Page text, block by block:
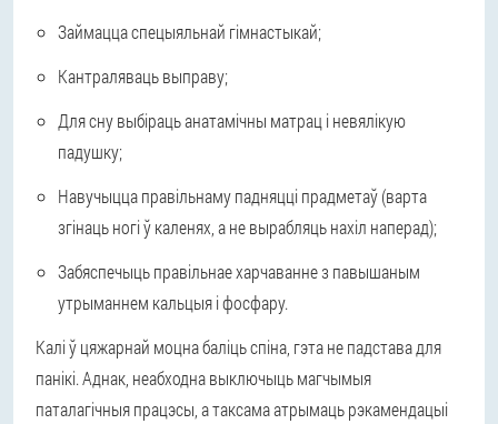
Займацца спецыяльнай гімнастыкай;
Кантраляваць выправу;
Для сну выбіраць анатамічны матрац і невялікую
падушку;
Навучыцца правільнаму падняцці прадметаў (варта
згінаць ногі ў каленях, а не вырабляць нахіл наперад);
Забяспечыць правільнае харчаванне з павышаным
утрыманнем кальцыя і фосфару.
Калі ў цяжарнай моцна баліць спіна, гэта не падстава для
панікі. Аднак, неабходна выключыць магчымыя
паталагічныя працэсы, а таксама атрымаць рэкамендацыі